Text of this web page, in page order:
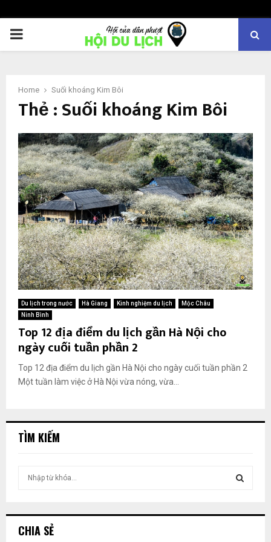
PRIMARY
Home Suối khoáng Kim Bôi
Thẻ : Suối khoáng Kim Bôi
Du lịch trong nước Hà Giang Kinh nghiệm du lịch
Mộc Châu
Ninh Bình
Top 12 địa điểm du lịch gần Hà Nội cho
ngày cuối tuần phần 2
Top 12 địa điểm du lịch gần Hà Nội cho ngày cuối tuần phần 2
Một tuần làm việc ở Hà Nội vừa nóng, vừa...
TÌM KIẾM
ế
CHIA SẺ